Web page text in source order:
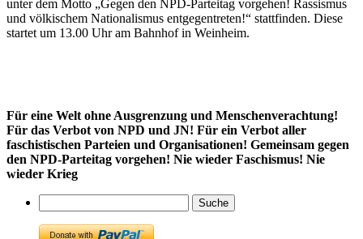
unter dem Motto „Gegen den NPD-Parteitag vorgehen! Rassismus
und völkischem Nationalismus entgegentreten!“ stattfinden. Diese
startet um 13.00 Uhr am Bahnhof in Weinheim.
Für eine Welt ohne Ausgrenzung und Menschenverachtung!
Für das Verbot von NPD und JN! Für ein Verbot aller
faschistischen Parteien und Organisationen! Gemeinsam gegen
den NPD-Parteitag vorgehen! Nie wieder Faschismus! Nie
wieder Krieg